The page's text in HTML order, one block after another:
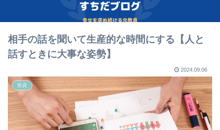
相手の話を聞いて生産的な時間にする【人と
話すときに大事な姿勢】
2024.09.06
投資